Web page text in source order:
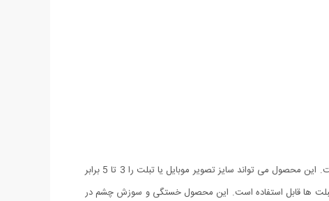
داکت بزرگنمایی تصویر موبایل محصولی جدید و بسیار کاربردی با طراحی خلاقانه می باشد که از جنس سیلیکون اکریلیک و ABS ساخته شده است. این محصول می تواند سایز تصویر موبایل یا تبلت را 3 تا 5 برابر
و تبلت ها قابل استفاده است. این محصول خستگی و سوزش چشم در